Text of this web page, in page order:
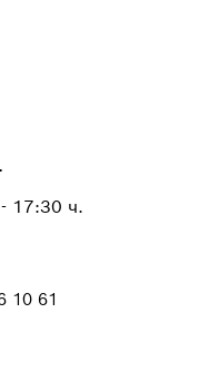
17:30 ч.
10 61